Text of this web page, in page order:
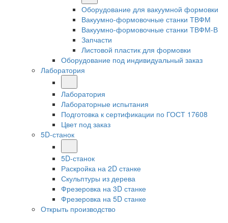
Оборудование для вакуумной формовки
Вакуумно-формовочные станки ТВФМ
Вакуумно-формовочные станки ТВФМ-В
Запчасти
Листовой пластик для формовки
Оборудование под индивидуальный заказ
Лаборатория
Лаборатория
Лабораторные испытания
Подготовка к сертификации по ГОСТ 17608
Цвет под заказ
5D-станок
5D-станок
Раскройка на 2D станке
Скульптуры из дерева
Фрезеровка на 3D станке
Фрезеровка на 5D станке
Открыть производство